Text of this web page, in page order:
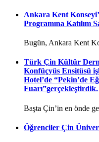
Ankara Kent
Programına Katılım
Bugün, Ankara Kent
Türk Çin Kültür
Konfüçyüs Ensitüsü
Hotel’de “Pekin’de
Fuarı”gerçekleştirdik.
Başta Çin’in en önde
Öğrenciler Çin